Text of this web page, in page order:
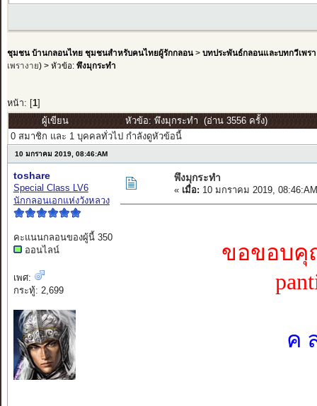
ชุมชน บ้านกลอนไทย ชุมชนสำหรับคนไทยผู้รักกลอน> บทประพันธ์กลอนและบทกวีเพรา
เพรางาย) > หัวข้อ: พึงมุกระทำ
หน้า: [ 1]
ผู้เขียน
หัวข้อ: พึงมุกระทำ (อ่าน 3556 ครั้ง)
0 สมาชิก และ 1 บุคคลทั่วไป กำลังดูหัวข้อนี้
10 มกราคม 2019, 08:46:AM
toshare
Special Class LV6
นักกลอนเอกแห่งวังหลวง
คะแนนกลอนของผู้นี้ 350
ออนไลน์
เพศ:
กระทู้: 2,699
พึงมุกระทำ
« เมื่อ: 10 มกราคม 2019,
ขอขอบคุ
ค